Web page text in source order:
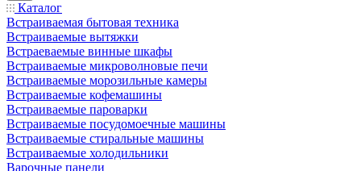
Каталог
Встраиваемая бытовая техника
Встраиваемые вытяжки
Встраеваемые винные шкафы
Встраиваемые микроволновые печи
Встраиваемые морозильные камеры
Встраиваемые кофемашины
Встраиваемые пароварки
Встраиваемые посудомоечные машины
Встраиваемые стиральные машины
Встраиваемые холодильники
Варочные панели